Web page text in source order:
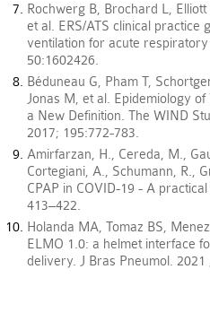
Rochwerg B, Brochard L,
et al. ERS/ATS clinical practice
ventilation for acute
50:1602426.
Béduneau G, Pham T,
Jonas M, et al. Epidemiology
a New Definition. The WIND
2017; 195:772-783.
Amirfarzan, H., Cereda, M.,
Cortegiani, A., Schumann, R.,
CPAP in COVID-19 - A
413–422.
Holanda MA, Tomaz BS,
ELMO 1.0: a helmet interface
delivery. J Bras Pneumol. 2021